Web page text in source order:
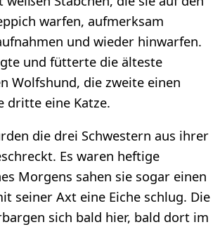
warfen, aufmerksam
und wieder hinwarfen.
und fütterte die älteste
Wolfshund, die zweite einen
dritte eine Katze.
die drei Schwestern aus ihrer
Es waren heftige
Morgens sahen sie sogar einen
seiner Axt eine Eiche schlug. Die
sich bald hier, bald dort im